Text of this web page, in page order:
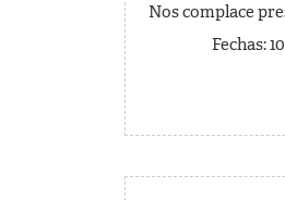
Nos complace
Fechas: